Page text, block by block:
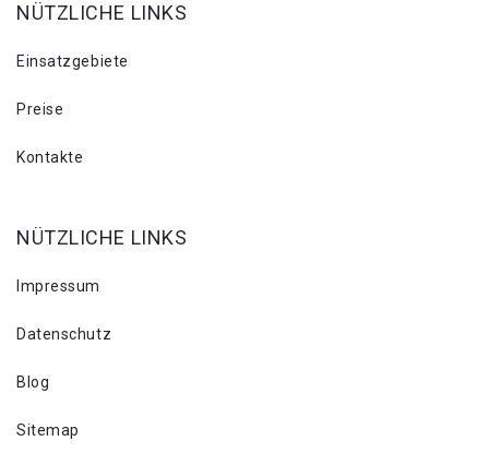
NÜTZLICHE LINKS
Einsatzgebiete
Preise
Kontakte
NÜTZLICHE LINKS
Impressum
Datenschutz
Blog
Sitemap